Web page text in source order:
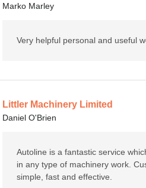
Marko Marley
Very helpful personal and useful
Littler Machinery Limited
Daniel O'Brien
Autoline is a fantastic service
in any type of machinery work.
simple, fast and effective.